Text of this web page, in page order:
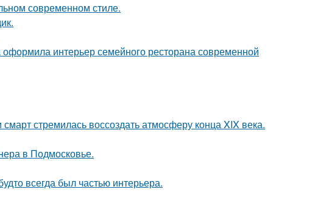
современном стиле.
интерьер семейного ресторана современной
стремилась воссоздать атмосферу конца XIX века.
в Подмосковье.
всегда был частью интерьера.